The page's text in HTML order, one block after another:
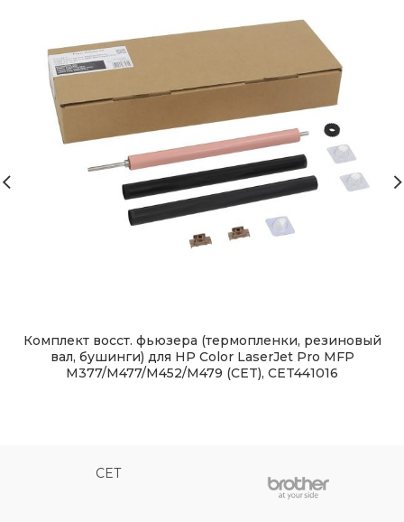
Комплект восст. фьюзера (термопленки, резиновый
вал, бушинги) для HP Color LaserJet Pro MFP
M377/M477/M452/M479 (CET), CET441016
CET